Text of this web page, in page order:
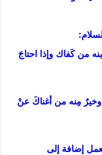
من كَفاك وإذا احتاجَ
مِنه من أغناكَ عنْ
إضافة إلى